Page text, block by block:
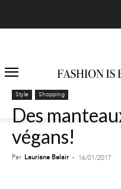
Style Shopping
Des
végans!
Par Lauriane Belair - 16/01/2017